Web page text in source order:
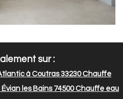
sur :
à Coutras 33230Chauffe
les Bains 74500Chauffe eau